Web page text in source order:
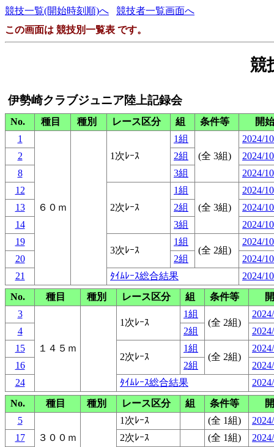
競技一覧(開始時刻順)へ
競技者一覧画面へ
この画面は 競技別一覧表 です。
競
伊勢崎クラブジュニア陸上記録会
No. 種目 種別 レース区分 組 条件等
開
1
６０ｍ
1次ﾚｰｽ
1組
(全 3組)
2024/
2
2組
2024/
8
3組
2024/
12
2次ﾚｰｽ
1組
(全 3組)
2024/
13
2組
2024/
14
3組
2024/
19
3次ﾚｰｽ
1組
(全 2組)
2024/
20
2組
2024/
21
ﾀｲﾑﾚｰｽ総合結果
2024/
No.
種目 種別 レース区分 組 条件等
3
１４５ｍ
1次ﾚｰｽ
1組
(全 2組)
4
2組
15
2次ﾚｰｽ
1組
(全 2組)
16
2組
24
ﾀｲﾑﾚｰｽ総合結果
No.
種目 種別 レース区分 組 条件等
5
３００ｍ
1次ﾚｰｽ (全 1組)
17
2次ﾚｰｽ (全 1組)